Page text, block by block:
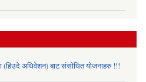
अधिवेशन) बाट संसोधित योजनाहरु !!!